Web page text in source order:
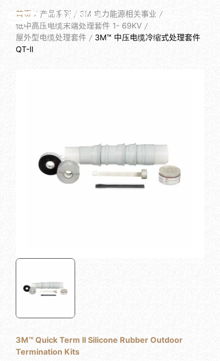
简体中文
PRODUCTS
首页 产品系列
3M 电力能源相关事业
低中高压电缆末端处理套件 1- 69KV
屋外型电缆处理套件
3M™ 中压电缆冷缩式处理套件
QT-II
3M™ Quick Term II Silicone Rubber Outdoor
Termination Kits